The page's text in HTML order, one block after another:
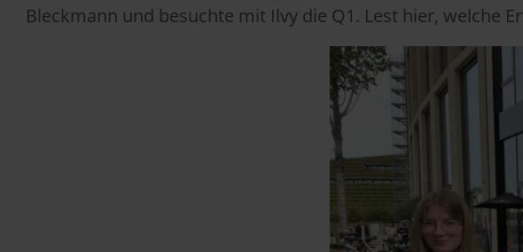
Bleckmann und besuchte mit Ilvy die Q1. Lest hier, welche